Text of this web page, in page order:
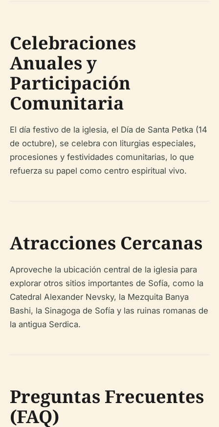
Celebraciones
Anuales y
Participación
Comunitaria
El día festivo de la iglesia, el Día de Santa Petka (14
de octubre), se celebra con liturgias especiales,
procesiones y festividades comunitarias, lo que
refuerza su papel como centro espiritual vivo.
Atracciones Cercanas
Aproveche la ubicación central de la iglesia para
explorar otros sitios importantes de Sofía, como la
Catedral Alexander Nevsky, la Mezquita Banya
Bashi, la Sinagoga de Sofía y las ruinas romanas de
la antigua Serdica.
Preguntas Frecuentes
(FAQ)